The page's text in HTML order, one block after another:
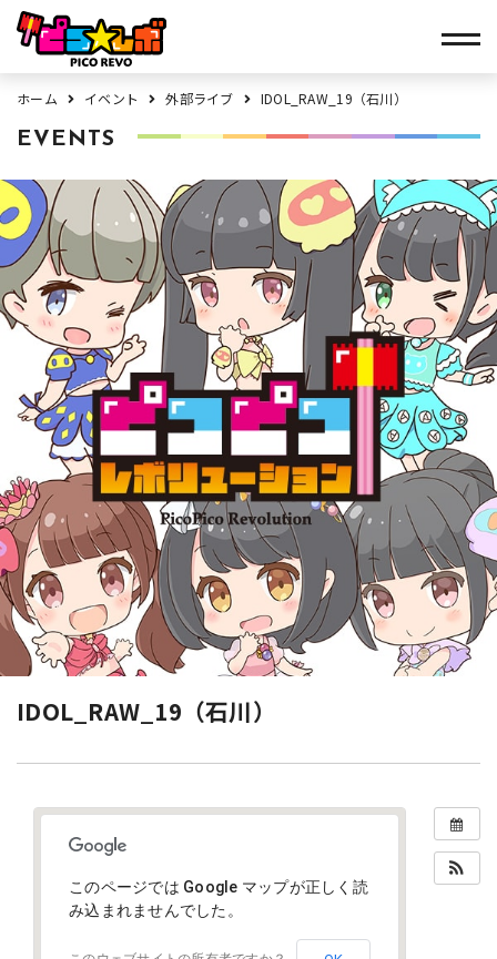
ホーム イベント 外部ライブ IDOL_RAW_19（石川）
EVENTS
IDOL_RAW_19（石川）
このページでは Google マップが正しく読
み込まれませんでした。